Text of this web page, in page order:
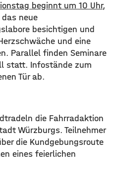
beginnt um 10 Uhr,
neue
besichtigen und
und eine
Parallel finden Seminare
statt. Infostände zum
Tür ab.
die Fahrradaktion
Würzburgs. Teilnehmer
die Kundgebungsroute
eines feierlichen